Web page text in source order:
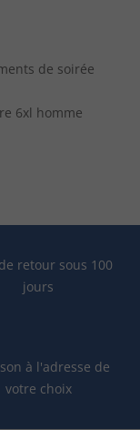
de soirée
6xl homme
retour sous 100
jours
à l'adresse de
votre choix